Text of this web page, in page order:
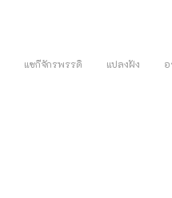
แซกีจักรพรรดิ แปลงฝัง